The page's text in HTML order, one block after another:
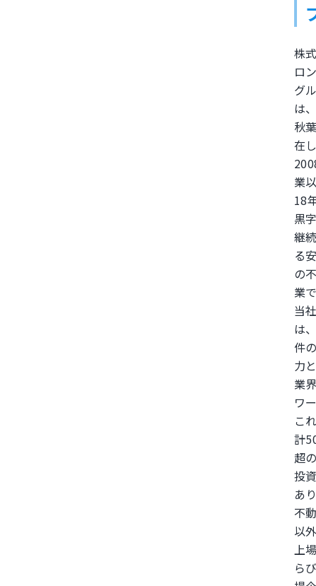
株
ロ
グ
は
秋
在
業
18
黒
継
る
の
業
当
は
件
力
業
ワ
こ
計
超
投
あ
不
以
上
ら